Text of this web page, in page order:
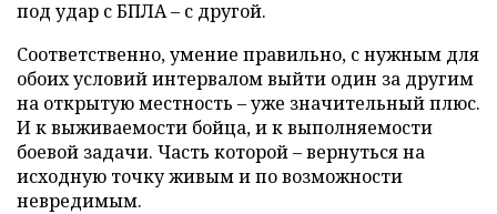
под удар с БПЛА – с другой.
Соответственно, умение правильно, с нужным для
обоих условий интервалом выйти один за другим
на открытую местность – уже значительный плюс.
И к выживаемости бойца, и к выполняемости
боевой задачи. Часть которой – вернуться на
исходную точку живым и по возможности
невредимым.